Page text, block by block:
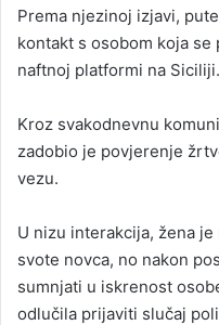
Prema njezinoj izjavi,
kontakt s osobom koja
naftnoj platformi na Siciliji.
Kroz svakodnevnu
zadobio je povjerenje
vezu.
U nizu interakcija, žena
svote novca, no nakon
sumnjati u iskrenost
odlučila prijaviti slučaj